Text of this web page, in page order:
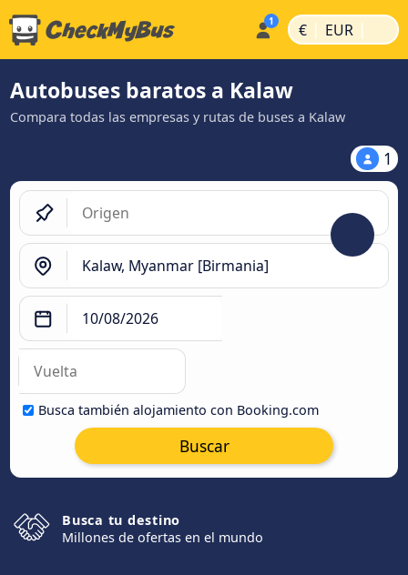
€ | EUR |
Autobuses baratos a Kalaw
Compara todas las empresas y rutas de buses a Kalaw
1
Busca también alojamiento con Booking.com
Buscar
Busca tu destino
Millones de ofertas en el mundo